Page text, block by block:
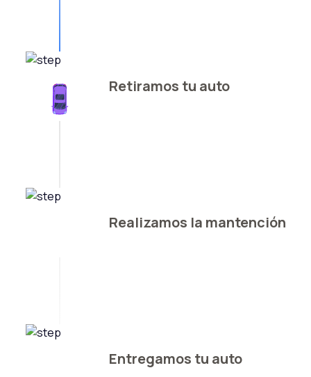
Retiramos tu auto
Realizamos la mantención
Entregamos tu auto